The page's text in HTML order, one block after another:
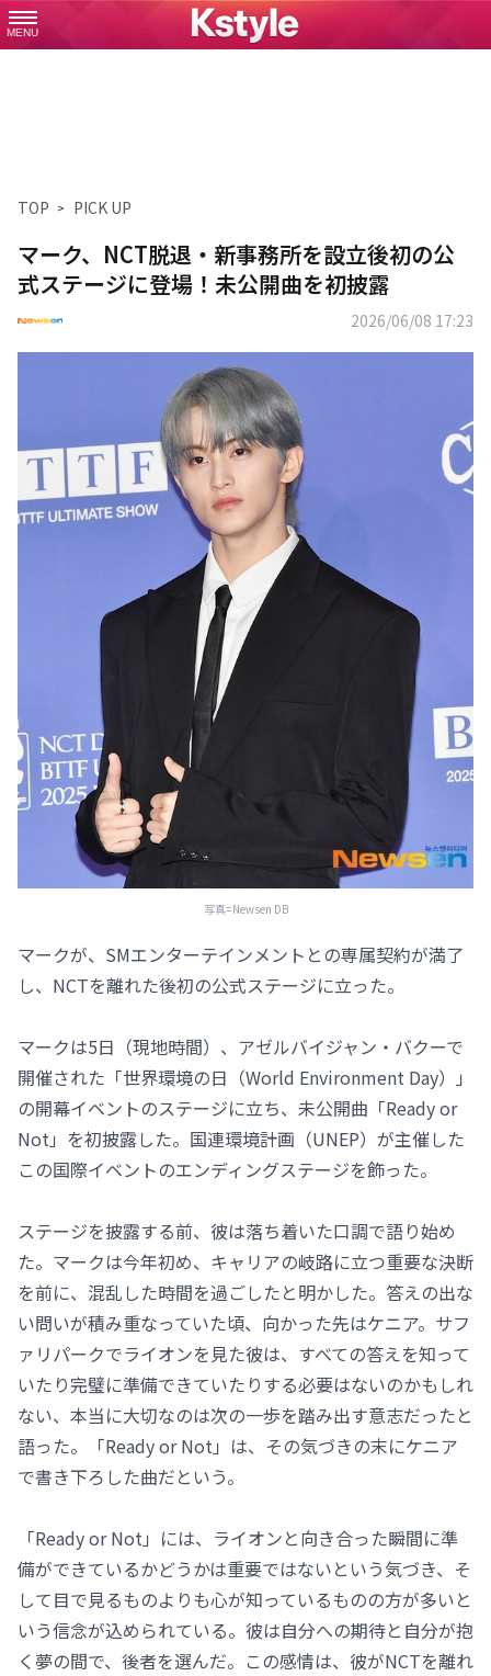
MENU
TOP PICK UP
マーク、NCT脱退・新事務所を設立後初の公
式ステージに登場！未公開曲を初披露
2026/06/08 17:23
写真=Newsen DB
マークが、SMエンターテインメントとの専属契約が満了
し、NCTを離れた後初の公式ステージに立った。
マークは5日（現地時間）、アゼルバイジャン・バクーで
開催された「世界環境の日（World Environment Day）」
の開幕イベントのステージに立ち、未公開曲「Ready or
Not」を初披露した。国連環境計画（UNEP）が主催した
この国際イベントのエンディングステージを飾った。
ステージを披露する前、彼は落ち着いた口調で語り始め
た。マークは今年初め、キャリアの岐路に立つ重要な決断
を前に、混乱した時間を過ごしたと明かした。答えの出な
い問いが積み重なっていた頃、向かった先はケニア。サフ
ァリパークでライオンを見た彼は、すべての答えを知って
いたり完璧に準備できていたりする必要はないのかもしれ
ない、本当に大切なのは次の一歩を踏み出す意志だったと
語った。「Ready or Not」は、その気づきの末にケニア
で書き下ろした曲だという。
「Ready or Not」には、ライオンと向き合った瞬間に準
備ができているかどうかは重要ではないという気づき、そ
して目で見るものよりも心が知っているものの方が多いと
いう信念が込められている。彼は自分への期待と自分が抱
く夢の間で、後者を選んだ。この感情は、彼がNCTを離れ